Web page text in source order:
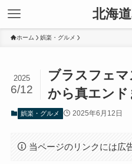
北海
ホーム 娯楽・グルメ
ブラスフェ
から真エンド
2025
6/12
娯楽・グルメ 2025年6月12日
当ページのリンクには広